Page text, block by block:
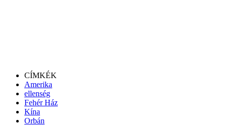
CÍMKÉK
Amerika
ellenség
Fehér Ház
Kína
Orbán